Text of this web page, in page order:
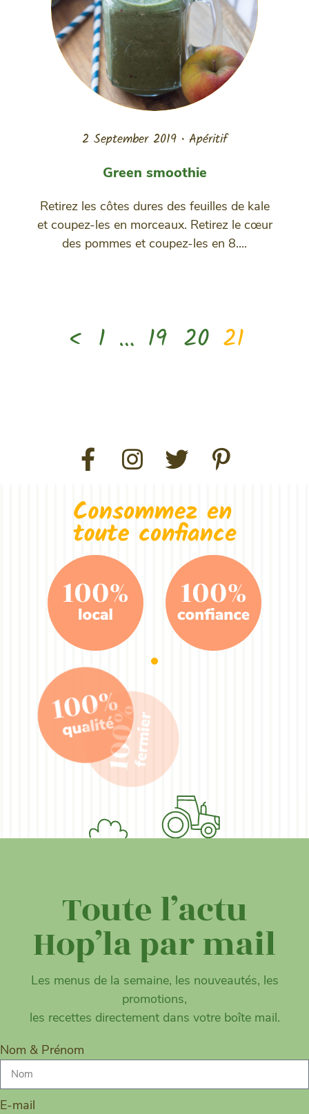
2 September 2019• Apéritif
Green smoothie
Retirez les côtes dures des feuilles de kale
et coupez-les en morceaux. Retirez le cœur
des pommes et coupez-les en 8....
< 1 … 19 20 21
Toute l’actu
Hop’la par mail
Les menus de la semaine, les nouveautés, les
promotions,
les recettes directement dans votre boîte mail.
Nom & Prénom
E-mail